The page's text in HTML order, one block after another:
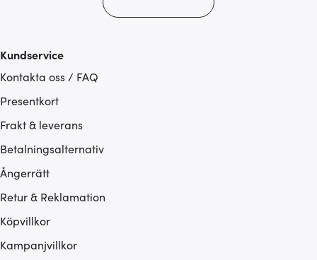
Kundservice
Kontakta oss / FAQ
Presentkort
Frakt & leverans
Betalningsalternativ
Ångerrätt
Retur & Reklamation
Köpvillkor
Kampanjvillkor